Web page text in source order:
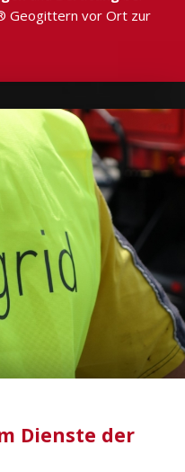
Geogittern vor Ort zur
Dienste der